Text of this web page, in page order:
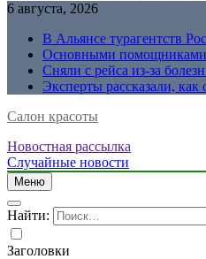
6 августа, 2026
В Альянсе турагентств
Основными помощниками
Сняли с рейса из-за
Эксперты рассказали,
Салон красоты
Новостная рассылка
Случайные новости
Меню
Найти:
Заголовки